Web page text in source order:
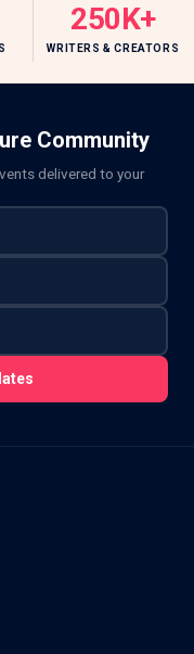
250K+
WRITERS & CREATORS
Community
delivered to your